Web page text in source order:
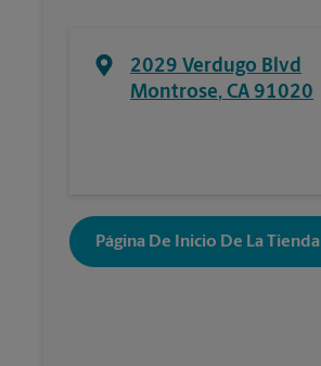
2029 Verdugo Blvd
Montrose, CA 91020
Página De Inicio De La Tienda